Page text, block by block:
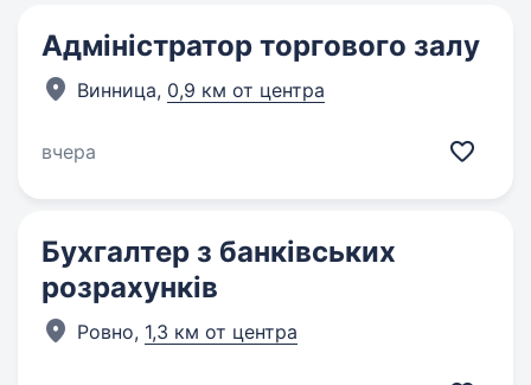
Адміністратор торгового залу
Винница, 0,9 км от центра
вчера
Бухгалтер з банківських
розрахунків
Ровно, 1,3 км от центра